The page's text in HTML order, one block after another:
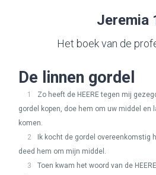
Jeremia
Het boek van de
De linnen gordel
1 Zo heeft de HEEREtegen mij
gordel kopen, doe hem om uw middel en
komen.
2
Ik kocht de gordel overeenkomstig
deed hem om mijn middel.
3
Toen kwam het woord van de HEERE